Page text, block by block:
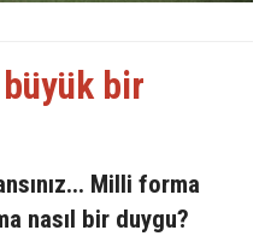
bir
Milli forma
nasıl bir duygu?